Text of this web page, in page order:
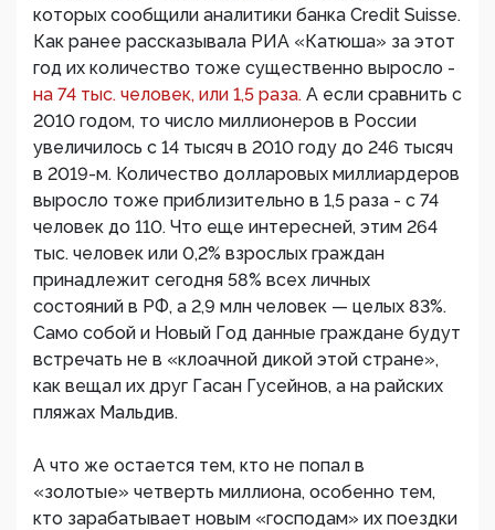
которых сообщили аналитики банка Credit Suisse.
Как ранее рассказывала РИА «Катюша» за этот
год их количество тоже существенно выросло -
на 74 тыс. человек, или 1,5 раза. А если сравнить с
2010 годом, то число миллионеров в России
увеличилось с 14 тысяч в 2010 году до 246 тысяч
в 2019-м. Количество долларовых миллиардеров
выросло тоже приблизительно в 1,5 раза - с 74
человек до 110. Что еще интересней, этим 264
тыс. человек или 0,2% взрослых граждан
принадлежит сегодня 58% всех личных
состояний в РФ, а 2,9 млн человек — целых 83%.
Само собой и Новый Год данные граждане будут
встречать не в «клоачной дикой этой стране»,
как вещал их друг Гасан Гусейнов, а на райских
пляжах Мальдив.
А что же остается тем, кто не попал в
«золотые» четверть миллиона, особенно тем,
кто зарабатывает новым «господам» их поездки